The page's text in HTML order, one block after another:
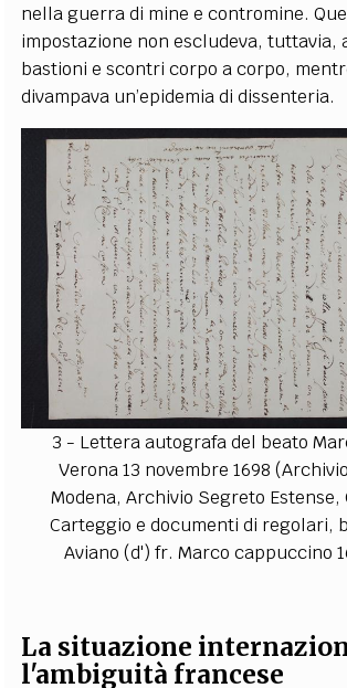
nella guerra di mine e contromine.
impostazione non escludeva, tuttavia,
bastioni e scontri corpo a corpo,
divampava un’epidemia di dissenteria.
3 - Lettera autografa del beato
Verona 13 novembre 1698
Modena, Archivio Segreto Estense,
Carteggio e documenti di regolari,
Aviano (d') fr. Marco cappuccino
La situazione
l'ambiguità francese